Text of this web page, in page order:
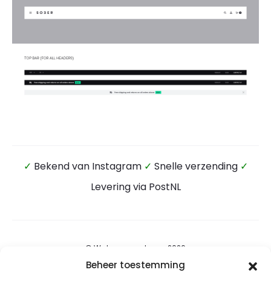
Beheer toestemming
✓ Bekend van Instagram ✓ Snelle verzending ✓
Levering via PostNL
© Wateensound.com 2026